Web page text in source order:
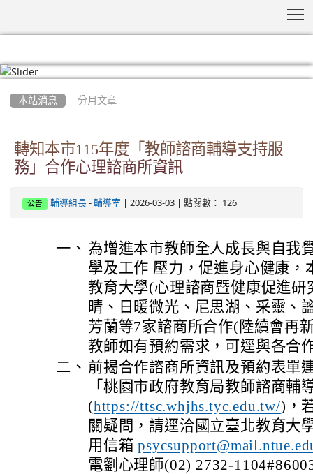
本站消息 分月文章
轉知本市115年度「教師諮商輔導支持服
務」合作心理諮商所資訊
公告 輔導組長 -輔導室 | 2026-03-03 | 點閱數： 126
一、 為增進本市教師全人成長與自我
學及工作 壓力，促進身心健康，
教育大學(心理諮商暨健康促進研
晴、日暖微光、尼思湖、采靈、
芳蘭等7家諮商所合作(陸續會再
教師如有預約需求，可逕與各合
二、 前揭合作諮商所資訊及預約表單
「桃園市政府教育局教師諮商輔
(https://ttsc.whjhs.tyc.edu.tw/)，
關疑問，請逕洽國立臺北教育大
用信箱
電劉心理師(02) 2732-